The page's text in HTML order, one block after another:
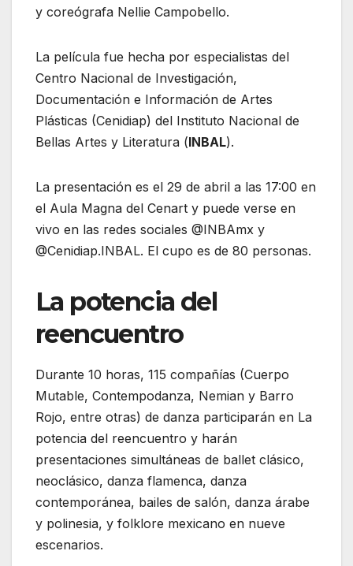
y coreógrafa Nellie Campobello.
La película fue hecha por especialistas del
Centro Nacional de Investigación,
Documentación e Información de Artes
Plásticas (Cenidiap) del Instituto Nacional de
Bellas Artes y Literatura (INBAL).
La presentación es el 29 de abril a las 17:00 en
el Aula Magna del Cenart y puede verse en
vivo en las redes sociales @INBAmx y
@Cenidiap.INBAL. El cupo es de 80 personas.
La potencia del
reencuentro
Durante 10 horas, 115 compañías (Cuerpo
Mutable, Contempodanza, Nemian y Barro
Rojo, entre otras) de danza participarán en La
potencia del reencuentro y harán
presentaciones simultáneas de ballet clásico,
neoclásico, danza flamenca, danza
contemporánea, bailes de salón, danza árabe
y polinesia, y folklore mexicano en nueve
escenarios.